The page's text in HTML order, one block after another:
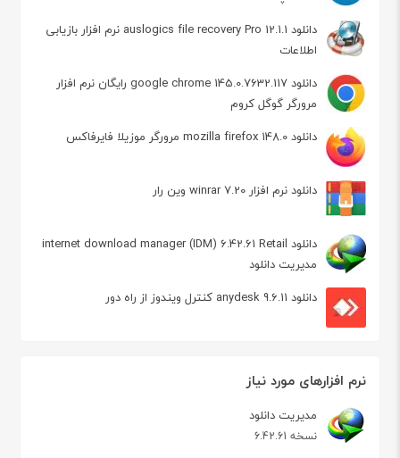
دانلود auslogics file recovery Pro 12.1.1 نرم افزار بازیابی
اطلاعات
دانلود google chrome 145.0.7632.117 رایگان نرم افزار
مرورگر گوگل کروم
دانلود mozilla firefox 148.0 مرورگر موزیلا فایرفاکس
دانلود نرم افزار winrar 7.20 وین رار
دانلود internet download manager (IDM) 6.42.61 Retail
مدیریت دانلود
دانلود anydesk 9.6.11 کنترل ویندوز از راه دور
نرم افزارهای مورد نیاز
مدیریت دانلود
نسخه 6.42.61